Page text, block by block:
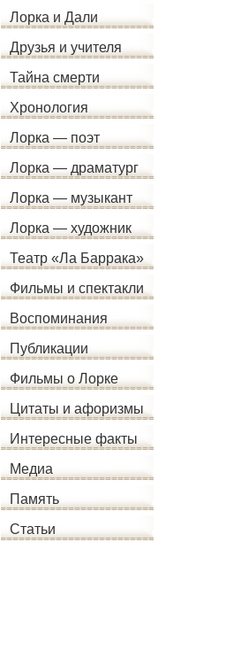
Лорка и Дали
Друзья и учителя
Тайна смерти
Хронология
Лорка — поэт
Лорка — драматург
Лорка — музыкант
Лорка — художник
Театр «Ла Баррака»
Фильмы и спектакли
Воспоминания
Публикации
Фильмы о Лорке
Цитаты и афоризмы
Интересные факты
Медиа
Память
Статьи